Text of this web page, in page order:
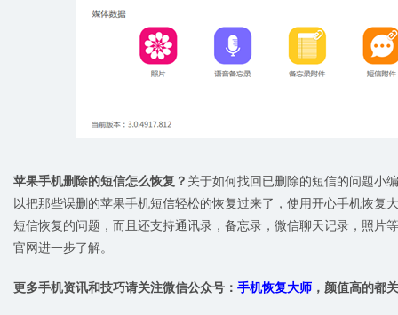
苹果手机删除的短信怎么恢复？ 关于如何找回已删除的短信的问题小
以把那些误删的苹果手机短信轻松的恢复过来了，使用开心手机恢复
短信恢复的问题，而且还支持通讯录，备忘录，微信聊天记录，照片
官网进一步了解。
更多手机资讯和技巧请关注微信公众号： 手机恢复大师 ，颜值高的都